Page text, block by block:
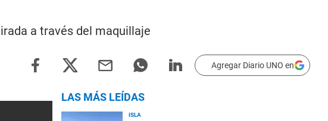
a través del maquillaje
Agregar Diario UNO en
LAS MÁS LEÍDAS
ISLA